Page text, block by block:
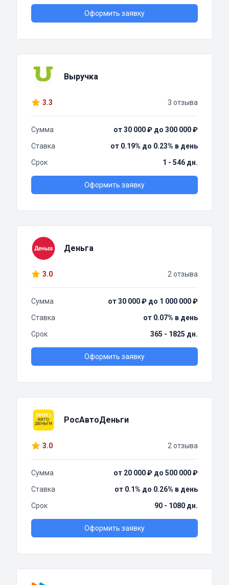
Оформить заявку
Выручка
3.3 3 отзыва
Сумма
от 30 000 ₽ до 300 000 ₽
Ставка
от 0.19% до 0.23% в день
Срок
1 - 546 дн.
Оформить заявку
Деньга
3.0 2 отзыва
Сумма
от 30 000 ₽ до 1 000 000 ₽
Ставка
от 0.07% в день
Срок
365 - 1825 дн.
Оформить заявку
РосАвтоДеньги
3.0 2 отзыва
Сумма
от 20 000 ₽ до 500 000 ₽
Ставка
от 0.1% до 0.26% в день
Срок
90 - 1080 дн.
Оформить заявку